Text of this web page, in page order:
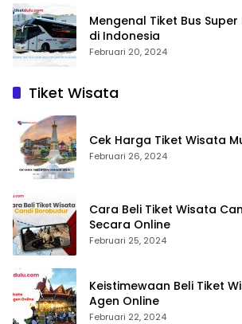
Mengenal Tiket Bus Super
di Indonesia
Februari 20, 2024
Tiket Wisata
Cek Harga Tiket Wisata
Februari 26, 2024
Cara Beli Tiket Wisata
Secara Online
Februari 25, 2024
Keistimewaan Beli Tiket
Agen Online
Februari 22, 2024